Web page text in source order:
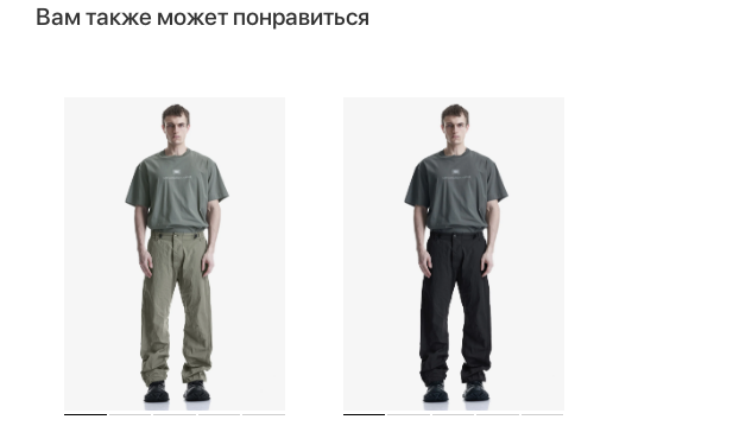
Вам также может понравиться